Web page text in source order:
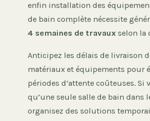
enfin installation des
de bain complète nécessite
4 semaines de travaux selon la
Anticipez les délais de livraison
matériaux et équipements pour
périodes d’attente coûteuses. Si
qu’une seule salle de bain dans
organisez des solutions